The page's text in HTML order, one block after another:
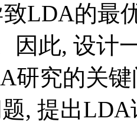
LDA的最
因此, 设计
研究的关
, 提出